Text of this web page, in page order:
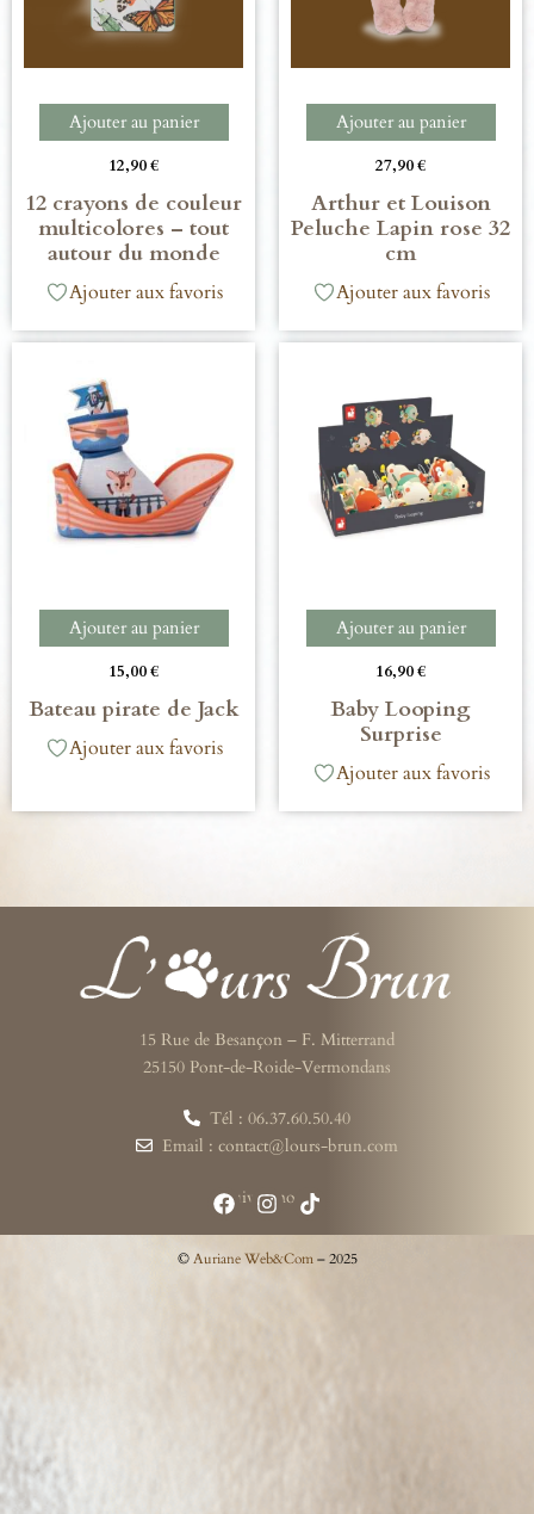
Ajouter au panier
12,90€
12 crayons de couleur
multicolores – tout
autour du monde
Ajouter aux favoris
Ajouter au panier
27,90€
Arthur et Louison
Peluche Lapin rose 32
cm
Ajouter aux favoris
Ajouter au panier
15,00€
Bateau pirate de Jack
Ajouter aux favoris
Ajouter au panier
16,90€
Baby Looping
Surprise
Ajouter aux favoris
15 Rue de Besançon – F. Mitterrand
25150 Pont-de-Roide-Vermondans
Tél : 06.37.60.50.40
Email : contact@lours-brun.com
Suivez-nous
©Auriane Web&Com– 2025